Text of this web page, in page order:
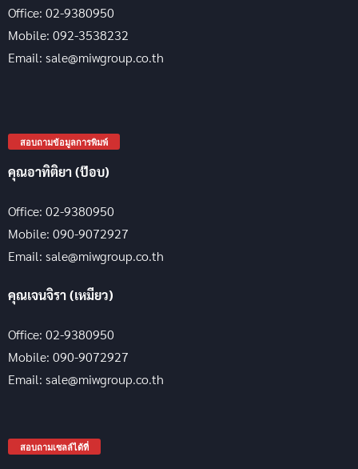
Office: 02-9380950
Mobile: 092-3538232
Email: sale@miwgroup.co.th
สอบถามข้อมูลการพิมพ์
คุณอาทิติยา (ป๊อบ)
Office: 02-9380950
Mobile: 090-9072927
Email: sale@miwgroup.co.th
คุณเจนจิรา (เหมียว)
Office: 02-9380950
Mobile: 090-9072927
Email: sale@miwgroup.co.th
สอบถามเซลล์ได้ที่